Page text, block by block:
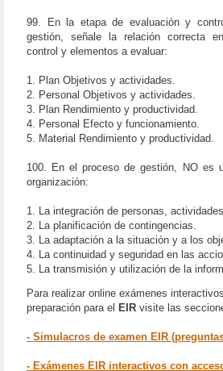
99. En la etapa de evaluación y
gestión, señale la relación correcta
control y elementos a evaluar:
1. Plan Objetivos y actividades.
2. Personal Objetivos y actividades.
3. Plan Rendimiento y productividad.
4. Personal Efecto y funcionamiento.
5. Material Rendimiento y productividad.
100. En el proceso de gestión, NO es
organización:
1. La integración de personas,
2. La planificación de contingencias.
3. La adaptación a la situación y a los
4. La continuidad y seguridad en las
5. La transmisión y utilización de la
Para realizar online exámenes
preparación para el EIR visite las
- Simulacros de examen EIR
- Exámenes EIR interactivos con